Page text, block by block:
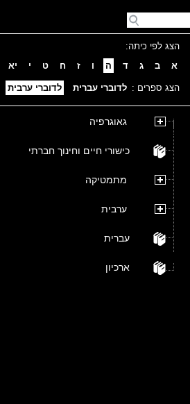
הצג לפי כיתה:
א
ב ג ד ה ו ז ח ט י יא
הצג ספרים : לדוברי עברית לדוברי ערבית
גאוגרפיה
כישורי חיים וחינוך חברתי
מתמטיקה
ערבית
עברית
ארכיון